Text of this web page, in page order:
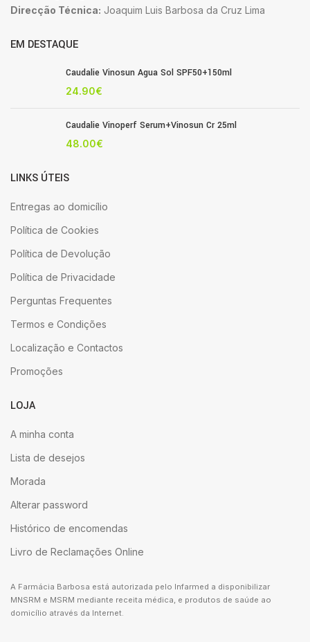
Direcção Técnica: Joaquim Luis Barbosa da Cruz Lima
EM DESTAQUE
Caudalie Vinosun Agua Sol SPF50+150ml
24.90€
Caudalie Vinoperf Serum+Vinosun Cr 25ml
48.00€
LINKS ÚTEIS
Entregas ao domicílio
Política de Cookies
Política de Devolução
Política de Privacidade
Perguntas Frequentes
Termos e Condições
Localização e Contactos
Promoções
LOJA
A minha conta
Lista de desejos
Morada
Alterar password
Histórico de encomendas
Livro de Reclamações Online
A Farmácia Barbosa está autorizada pelo Infarmed a disponibilizar
MNSRM e MSRM mediante receita médica, e produtos de saúde ao
domicílio através da Internet.